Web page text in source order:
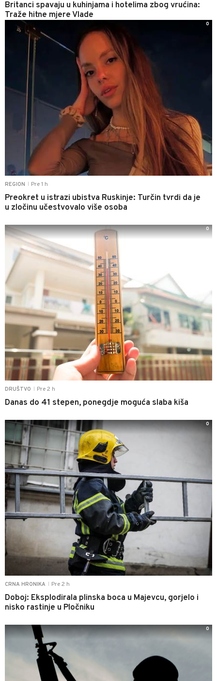
Britanci spavaju u kuhinjama i hotelima zbog vrućina:
Traže hitne mjere Vlade
REGION Pre 1 h
Preokret u istrazi ubistva Ruskinje: Turčin tvrdi da je
u zločinu učestvovalo više osoba
0
DRUŠTVO Pre 2 h
Danas do 41 stepen, ponegdje moguća slaba kiša
0
CRNA HRONIKA Pre 2 h
Doboj: Eksplodirala plinska boca u Majevcu, gorjelo i
nisko rastinje u Pločniku
0
0